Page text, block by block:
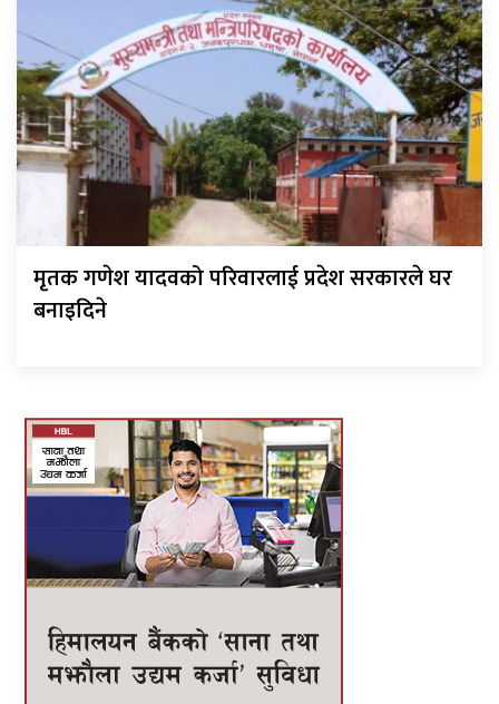
मृतक गणेश यादवको परिवारलाई प्रदेश सरकारले घर
बनाइदिने